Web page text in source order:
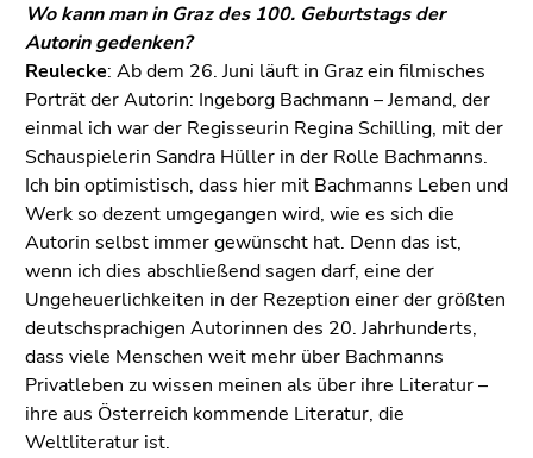
Wo kann man in Graz des 100. Geburtstags der
Autorin gedenken?
Reulecke: Ab dem 26. Juni läuft in Graz ein filmisches
Porträt der Autorin: Ingeborg Bachmann – Jemand, der
einmal ich war der Regisseurin Regina Schilling, mit der
Schauspielerin Sandra Hüller in der Rolle Bachmanns.
Ich bin optimistisch, dass hier mit Bachmanns Leben und
Werk so dezent umgegangen wird, wie es sich die
Autorin selbst immer gewünscht hat. Denn das ist,
wenn ich dies abschließend sagen darf, eine der
Ungeheuerlichkeiten in der Rezeption einer der größten
deutschsprachigen Autorinnen des 20. Jahrhunderts,
dass viele Menschen weit mehr über Bachmanns
Privatleben zu wissen meinen als über ihre Literatur –
ihre aus Österreich kommende Literatur, die
Weltliteratur ist.